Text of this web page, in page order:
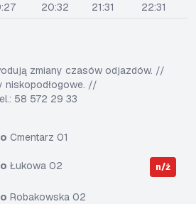
Cmentarz 01
Łukowa 02 n/ż
Robakowska 02
20:32 21:31
22:31
zmiany czasów odjazdów. //
niskopodłogowe. //
58 572 29 33